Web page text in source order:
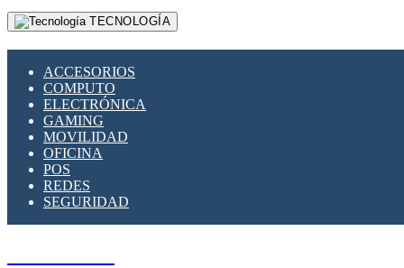
MONTAJE PANEL SOLAR
PORTA FUSIBLES Y SECCIONADORES
TECNOLOGÍA
ACCESORIOS
COMPUTO
ELECTRÓNICA
GAMING
MOVILIDAD
OFICINA
POS
REDES
SEGURIDAD